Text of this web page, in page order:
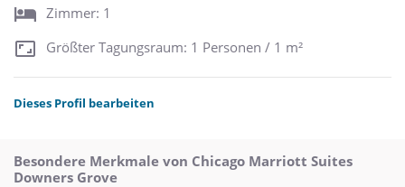
Zimmer: 1
Größter Tagungsraum: 1 Personen / 1 m²
Dieses Profil bearbeiten
Besondere Merkmale von Chicago Marriott Suites
Downers Grove